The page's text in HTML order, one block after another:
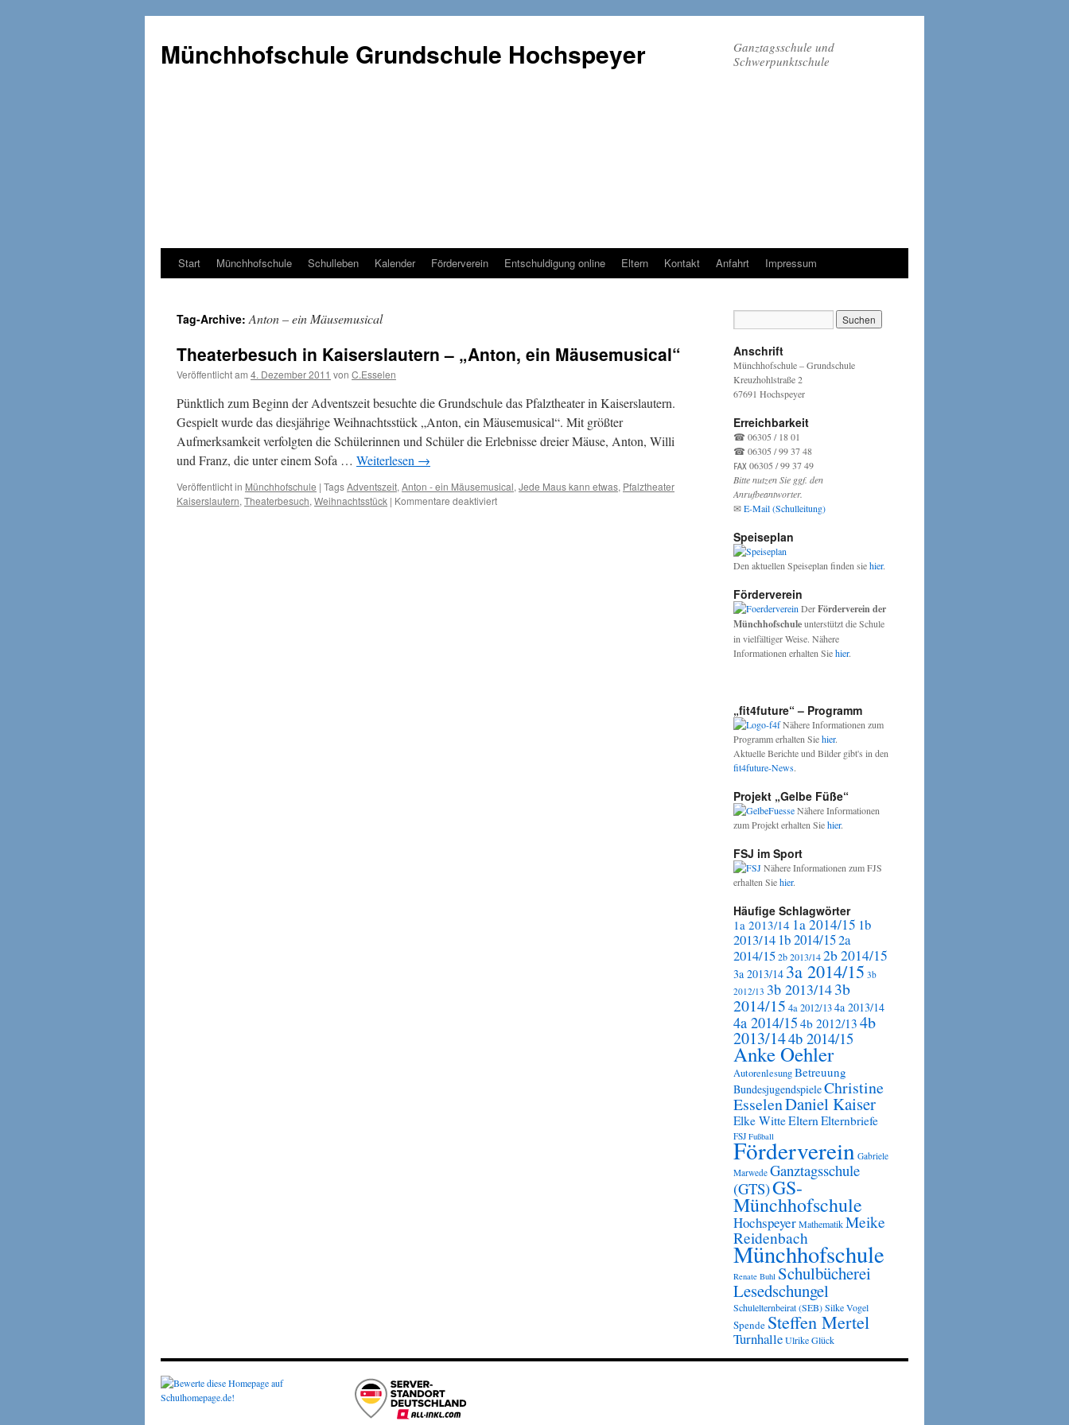
Münchhofschule Grundschule Hochspeyer
Ganztagsschule und
Schwerpunktschule
Weiter
Content
Start Münchhofschule Schulleben Kalender Förderverein Entschuldigung online Eltern Kontakt Anfahrt Impressum
Tag-Archive:Anton – ein Mäusemusical
Theaterbesuch in Kaiserslautern – „Anton, ein Mäusemusical“
Veröffentlicht am 4. Dezember 2011 von C.Esselen
Pünktlich zum Beginn der Adventszeit besuchte die Grundschule das Pfalztheater in Kaiserslautern.
Gespielt wurde das diesjährige Weihnachtsstück „Anton, ein Mäusemusical“. Mit größter
Aufmerksamkeit verfolgten die Schülerinnen und Schüler die Erlebnisse dreier Mäuse, Anton, Willi
und Franz, die unter einem Sofa … Weiterlesen →
Veröffentlicht in Münchhofschule | TagsAdventszeit, Anton - ein Mäusemusical, Jede Maus kann etwas, Pfalztheater
Kaiserslautern, Theaterbesuch, Weihnachtsstück | Kommentare deaktiviertfür
Anschrift
Münchhofschule – Grundschule
Kreuzhohlstraße 2
67691 Hochspeyer
Erreichbarkeit
☎ 06305 / 18 01
☎ 06305 / 99 37 48
℻ 06305 / 99 37 49
Bitte nutzen Sie ggf. den
Anrufbeantworter.
✉E-Mail (Schulleitung)
Speiseplan
Den aktuellen Speiseplan finden siehier.
Förderverein
DerFörderverein der
Münchhofschuleunterstützt die Schule
in vielfältiger Weise. Nähere
Informationen erhalten Siehier.
„fit4future“ – Programm
Nähere Informationen zum
Programm erhalten Siehier.
Aktuelle Berichte und Bilder gibt's in den
fit4future-News.
Projekt „Gelbe Füße“
Nähere Informationen
zum Projekt erhalten Siehier.
FSJ im Sport
Nähere Informationen zum FJS
erhalten Siehier.
Häufige Schlagwörter
1a 2013/14 1a 2014/15 1b
2013/14 1b 2014/152a
2014/152b 2013/142b 2014/15
3a 2013/14 3a 2014/15 3b
2012/13 3b 2013/143b
2014/15 4a 2012/134a 2013/14
4a 2014/15 4b 2012/13 4b
2013/144b 2014/15
Anke Oehler
AutorenlesungBetreuung
BundesjugendspieleChristine
EsselenDaniel Kaiser
Elke WitteEltern Elternbriefe
FSJ Fußball
Förderverein Gabriele
Marwede Ganztagsschule
(GTS)GS-
Münchhofschule
HochspeyerMathematikMeike
Reidenbach
Münchhofschule
Renate Buhl Schulbücherei
Lesedschungel
Schulelternbeirat (SEB)Silke Vogel
Spende Steffen Mertel
TurnhalleUlrike Glück